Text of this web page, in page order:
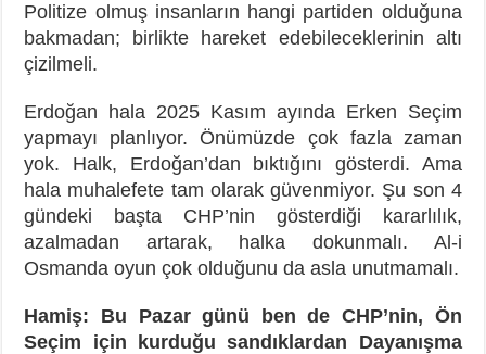
Politize olmuş insanların hangi partiden olduğuna
bakmadan; birlikte hareket edebileceklerinin altı
çizilmeli.
Erdoğan hala 2025 Kasım ayında Erken Seçim
yapmayı planlıyor. Önümüzde çok fazla zaman
yok. Halk, Erdoğan’dan bıktığını gösterdi. Ama
hala muhalefete tam olarak güvenmiyor. Şu son 4
gündeki başta CHP’nin gösterdiği kararlılık,
azalmadan artarak, halka dokunmalı. Al-i
Osmanda oyun çok olduğunu da asla unutmamalı.
Hamiş: Bu Pazar günü ben de CHP’nin, Ön
Seçim için kurduğu sandıklardan Dayanışma